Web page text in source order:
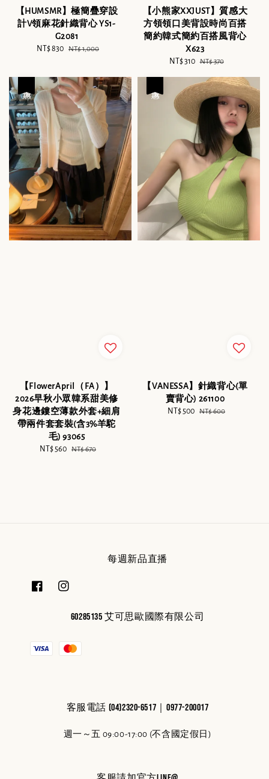
【HUMSMR】極簡疊穿設
計V領麻花針織背心 YS1-
G2081
Sale
NT$ 830 Regular
NT$ 1,000
【小熊家XXJUST】質感大
方領領口美背設時尚百搭
簡約韓式簡約百搭風背心
X623
Sale
NT$ 310 Regular
NT$ 370
【FlowerApril（FA）】
2026早秋小眾韓系甜美修
身花邊鏤空薄款外套+細肩
帶兩件套套裝(含3%羊駝
毛) 93065
Sale
NT$ 560 Regular
NT$ 670
【VANESSA】針織背心(單
賣背心) 261100
Sale
NT$ 500 Regular
NT$ 600
每週新品直播
60285135 艾可思歐國際有限公司
客服電話 (04)2320-6517｜0977-200017
週一～五 09:00-17:00 (不含國定假日)